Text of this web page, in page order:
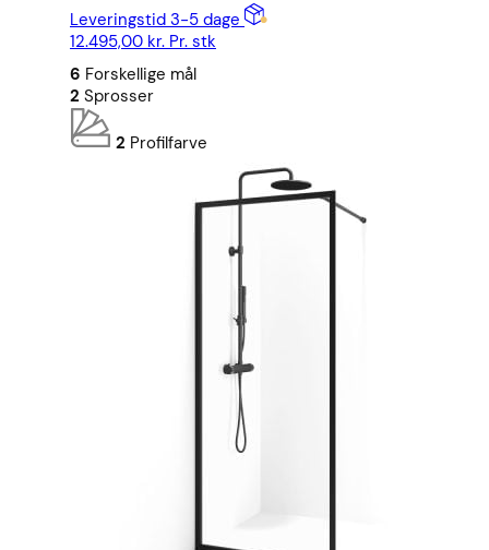
Leveringstid 3-5 dage
12.495,00 kr. Pr. stk
6 Forskellige mål
2 Sprosser
2 Profilfarve